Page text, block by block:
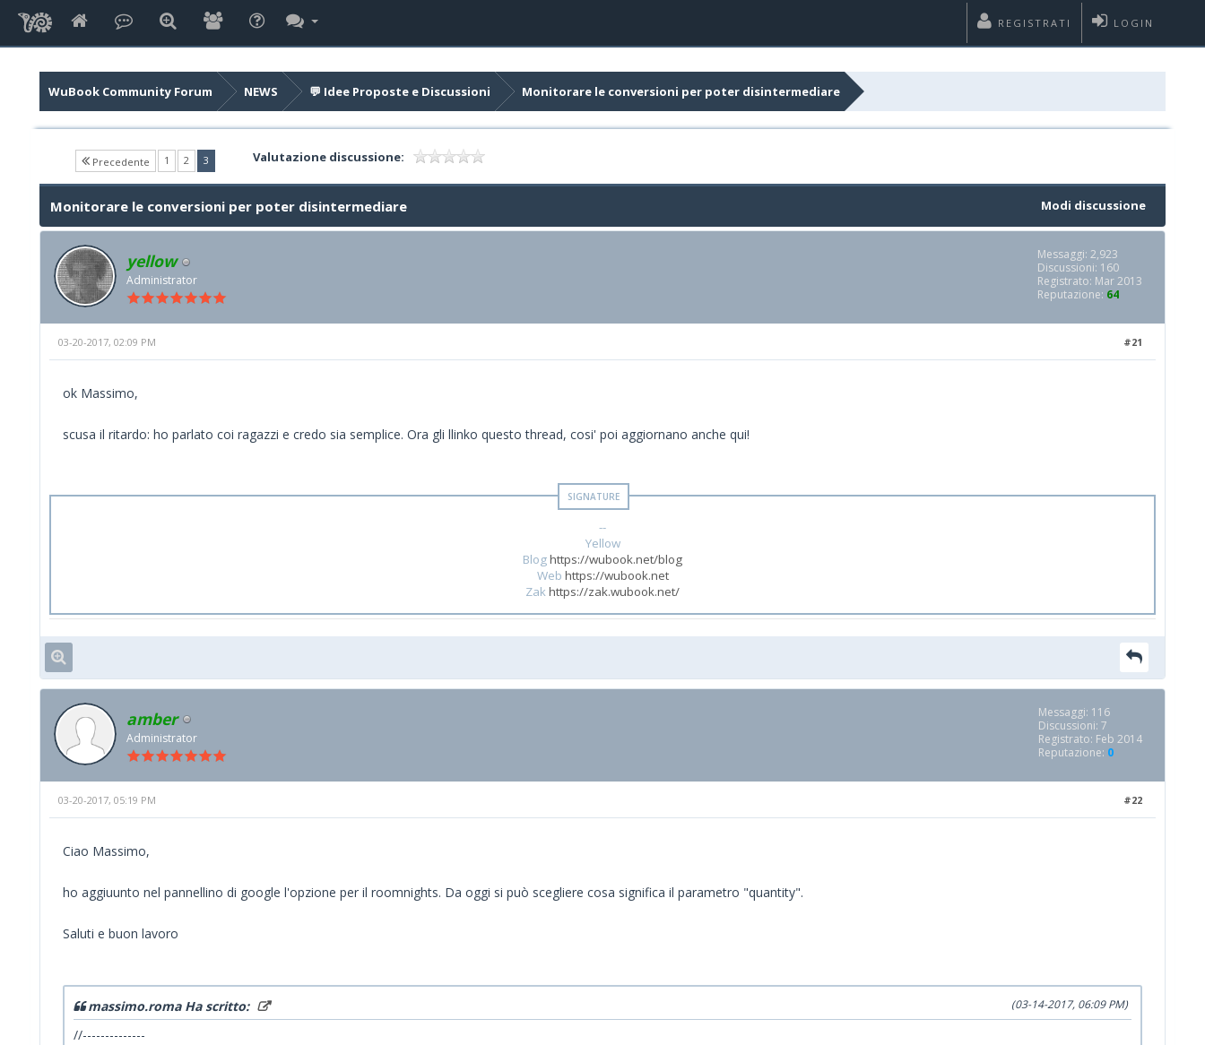
LOGIN
REGISTRATI
WuBook Community Forum NEWS 💬 Idee Proposte e Discussioni Monitorare le conversioni per poter disintermediare
Precedente 1 2 3(current) Valutazione discussione:
Modi discussione
Monitorare le conversioni per poter disintermediare
yellow
Administrator
Messaggi: 2,923
Discussioni: 160
Registrato: Mar 2013
Reputazione: 64
#21
03-20-2017, 02:09 PM
ok Massimo,
scusa il ritardo: ho parlato coi ragazzi e credo sia semplice. Ora gli llinko questo thread, cosi' poi aggiornano anche qui!
--
Yellow
Bloghttps://wubook.net/blog
Web https://wubook.net
Zakhttps://zak.wubook.net/
amber
Administrator
Messaggi: 116
Discussioni: 7
Registrato: Feb 2014
Reputazione: 0
#22
03-20-2017, 05:19 PM
Ciao Massimo,
ho aggiuunto nel pannellino di google l'opzione per il roomnights. Da oggi si può scegliere cosa significa il parametro "quantity".
Saluti e buon lavoro
(03-14-2017, 06:09 PM)
massimo.roma Ha scritto:
//--------------